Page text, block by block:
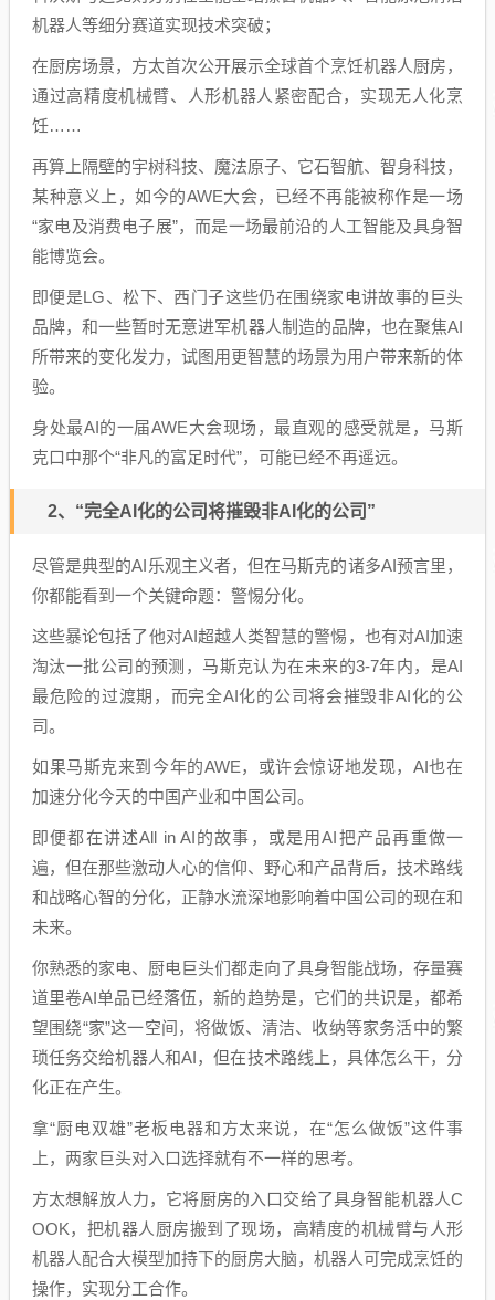
机器人等细分赛道实现技术突破；
在厨房场景，方太首次公开展示全球首个烹饪机器人厨房，
通过高精度机械臂、人形机器人紧密配合，实现无人化烹
饪……
再算上隔壁的宇树科技、魔法原子、它石智航、智身科技，
某种意义上，如今的AWE大会，已经不再能被称作是一场
“家电及消费电子展”，而是一场最前沿的人工智能及具身智
能博览会。
即便是LG、松下、西门子这些仍在围绕家电讲故事的巨头
品牌，和一些暂时无意进军机器人制造的品牌，也在聚焦AI
所带来的变化发力，试图用更智慧的场景为用户带来新的体
验。
身处最AI的一届AWE大会现场，最直观的感受就是，马斯
克口中那个“非凡的富足时代”，可能已经不再遥远。
2、“完全AI化的公司将摧毁非AI化的公司”
尽管是典型的AI乐观主义者，但在马斯克的诸多AI预言里，
你都能看到一个关键命题：警惕分化。
这些暴论包括了他对AI超越人类智慧的警惕，也有对AI加速
淘汰一批公司的预测，马斯克认为在未来的3-7年内，是AI
最危险的过渡期，而完全AI化的公司将会摧毁非AI化的公
司。
如果马斯克来到今年的AWE，或许会惊讶地发现，AI也在
加速分化今天的中国产业和中国公司。
即便都在讲述All in AI的故事，或是用AI把产品再重做一
遍，但在那些激动人心的信仰、野心和产品背后，技术路线
和战略心智的分化，正静水流深地影响着中国公司的现在和
未来。
你熟悉的家电、厨电巨头们都走向了具身智能战场，存量赛
道里卷AI单品已经落伍，新的趋势是，它们的共识是，都希
望围绕“家”这一空间，将做饭、清洁、收纳等家务活中的繁
琐任务交给机器人和AI，但在技术路线上，具体怎么干，分
化正在产生。
拿“厨电双雄”老板电器和方太来说，在“怎么做饭”这件事
上，两家巨头对入口选择就有不一样的思考。
方太想解放人力，它将厨房的入口交给了具身智能机器人C
OOK，把机器人厨房搬到了现场，高精度的机械臂与人形
机器人配合大模型加持下的厨房大脑，机器人可完成烹饪的
操作，实现分工合作。